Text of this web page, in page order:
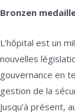
Bronzen
L’hôpital est un
nouvelles
gouvernance en
gestion de la
Jusqu’à présent,